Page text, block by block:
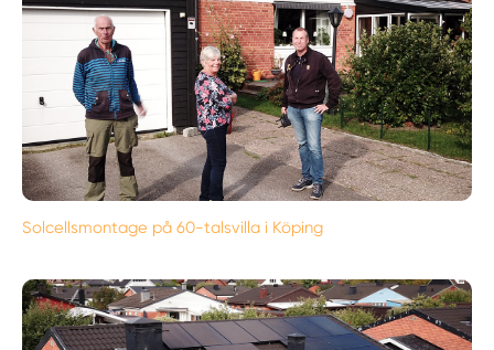
Solcellsmontage på 60-talsvilla i Köping